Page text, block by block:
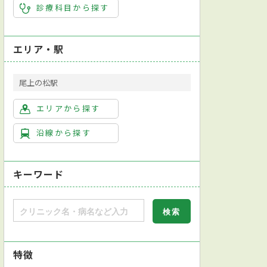
診療科目から探す
エリア・駅
尾上の松駅
エリアから探す
沿線から探す
キーワード
特徴